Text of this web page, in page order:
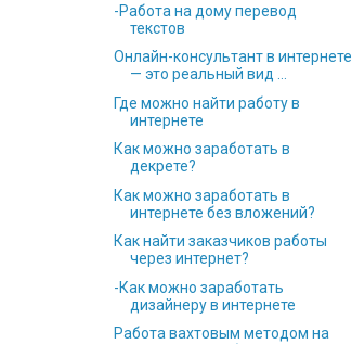
-Работа на дому перевод
текстов
Онлайн-консультант в интернете
— это реальный вид ...
Где можно найти работу в
интернете
Как можно заработать в
декрете?
Как можно заработать в
интернете без вложений?
Как найти заказчиков работы
через интернет?
-Как можно заработать
дизайнеру в интернете
Работа вахтовым методом на